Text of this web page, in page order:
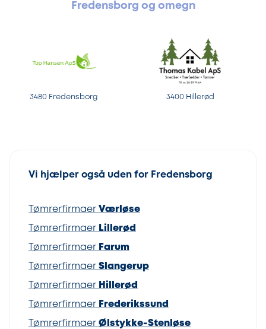
Fredensborg og omegn
3480 Fredensborg 3400 Hillerød
Vi hjælper også uden for Fredensborg
Tømrerfirmaer Værløse
Tømrerfirmaer Lillerød
Tømrerfirmaer Farum
Tømrerfirmaer Slangerup
Tømrerfirmaer Hillerød
Tømrerfirmaer Frederikssund
Tømrerfirmaer Ølstykke-Stenløse